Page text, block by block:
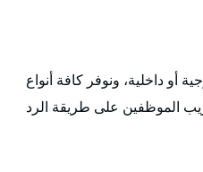
أو داخلية، ونوفر كافة أنواع
الموظفين على طريقة الرد